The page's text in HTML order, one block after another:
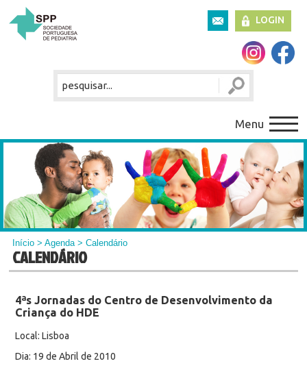
LOGIN
Menu
Início >Agenda> Calendário
CALENDÁRIO
4ªs Jornadas do Centro de Desenvolvimento da
Criança do HDE
Local: Lisboa
Dia: 19 de Abril de 2010